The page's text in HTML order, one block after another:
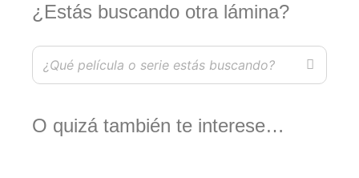
¿Estás buscando otra lámina?
O quizá también te interese…